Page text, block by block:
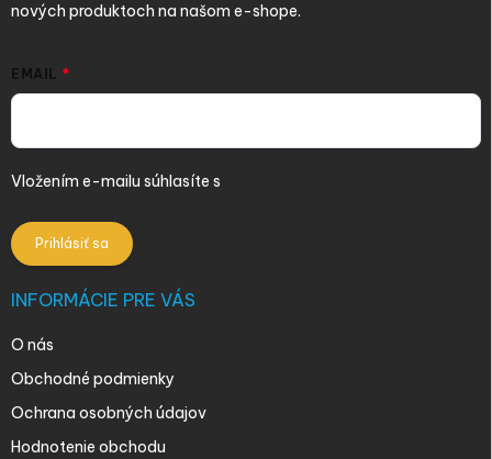
nových produktoch na našom e-shope.
EMAIL
Vložením e-mailu súhlasíte s
Prihlásiť sa
INFORMÁCIE PRE VÁS
O nás
Obchodné podmienky
Ochrana osobných údajov
Hodnotenie obchodu